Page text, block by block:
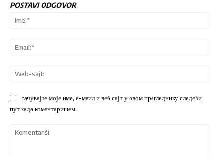
POSTAVI ODGOVOR
сачувајте моје име, е-маил и веб сајт у овом прегледнику следећи
пут када коментаришем.